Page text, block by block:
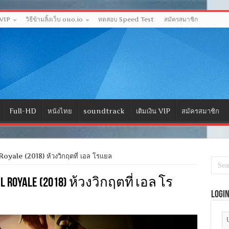
วิธีข้ามลิ้งเว็บ ouo.io ทดสอบ Speed Test สมัครสมาชิก
Full-HD หนังไทย soundtrack เติมเงิน VIP สมัครสมาชิก
(2018) ห้วงวิกฤตที่ เอล โรแยล
El Royale (2018) ห้วงวิกฤตที่ เอล โร
Login